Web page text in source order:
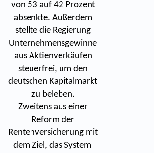
von 53 auf 42 Prozent
absenkte. Außerdem
stellte die Regierung
Unternehmensgewinne
aus Aktienverkäufen
steuerfrei, um den
deutschen Kapitalmarkt
zu beleben.
Zweitens aus einer
Reform der
Rentenversicherung mit
dem Ziel, das System